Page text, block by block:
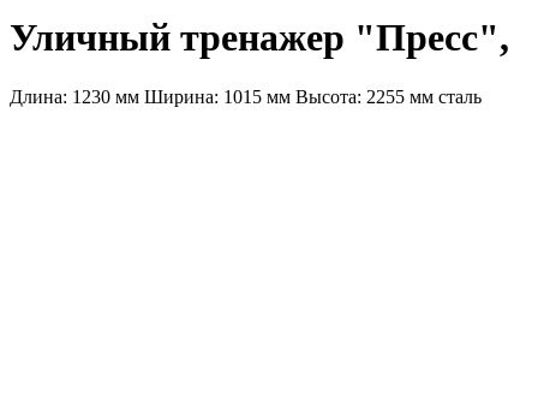
Уличный тренажер "Пресс",
Длина: 1230 мм Ширина: 1015 мм Высота: 2255 мм сталь